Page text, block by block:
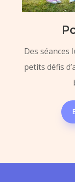
Des séances
petits défis